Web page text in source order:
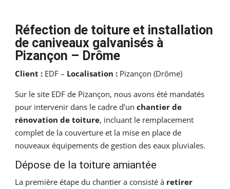
Réfection de toiture et installation
de caniveaux galvanisés à
Pizançon – Drôme
Client : EDF – Localisation : Pizançon (Drôme)
Sur le site EDF de Pizançon, nous avons été mandatés
pour intervenir dans le cadre d’unchantier de
rénovation de toiture, incluant le remplacement
complet de la couverture et la mise en place de
nouveaux équipements de gestion des eaux pluviales.
Dépose de la toiture amiantée
La première étape du chantier a consisté à retirer